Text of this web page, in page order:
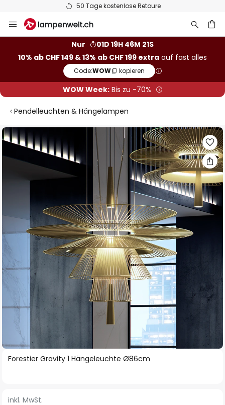
50 Tage kostenlose Retoure
Inhalt
Nur
01D 19H 46M 21S
10% ab CHF 149 & 13% ab CHF 199 extra auf fast alles
Code:WOW kopieren
WOW Week:Bis zu -70%
Pendelleuchten & Hängelampen
Zum
Ende
der
springen
Zum
Forestier Gravity 1 Hängeleuchte Ø86cm
inkl. MwSt.